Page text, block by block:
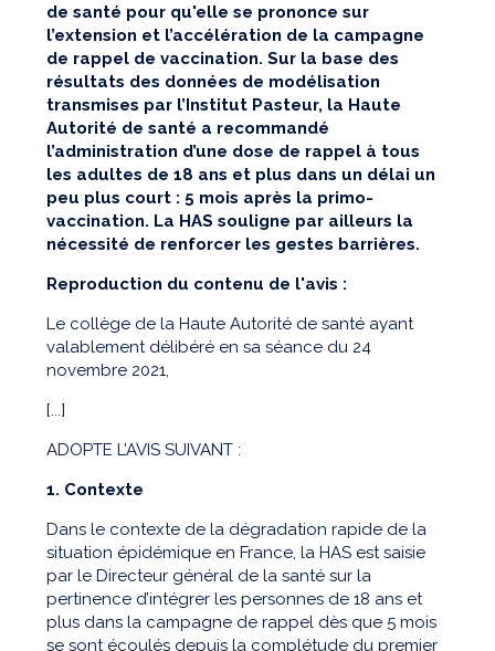
de santé pour qu'elle se prononce sur
l’extension et l’accélération de la campagne
de rappel de vaccination. Sur la base des
résultats des données de modélisation
transmises par l’Institut Pasteur, la Haute
Autorité de santé a recommandé
l’administration d’une dose de rappel à tous
les adultes de 18 ans et plus dans un délai un
peu plus court : 5 mois après la primo-
vaccination. La HAS souligne par ailleurs la
nécessité de renforcer les gestes barrières.
Reproduction du contenu de l'avis :
Le collège de la Haute Autorité de santé ayant
valablement délibéré en sa séance du 24
novembre 2021,
[...]
ADOPTE L’AVIS SUIVANT :
1. Contexte
Dans le contexte de la dégradation rapide de la
situation épidémique en France, la HAS est saisie
par le Directeur général de la santé sur la
pertinence d’intégrer les personnes de 18 ans et
plus dans la campagne de rappel dès que 5 mois
se sont écoulés depuis la complétude du premier